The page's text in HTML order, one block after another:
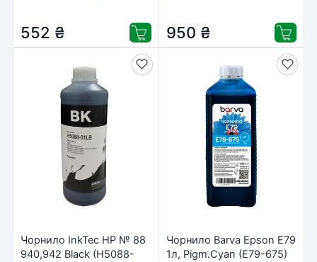
552 ₴ 950 ₴
Чорнило InkTec HP № 88
940,942 Black (H5088-
Чорнило Barva Epson E79
1л, Pigm.Cyan (E79-675)